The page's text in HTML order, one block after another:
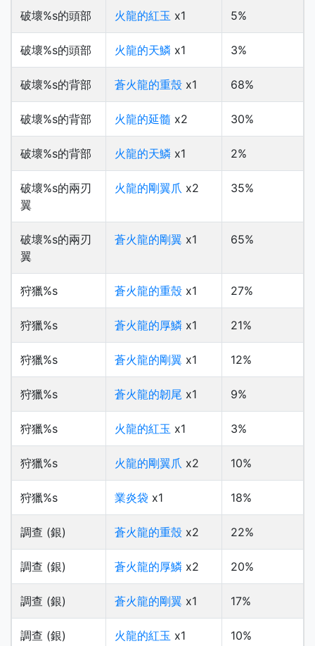
破壞%s的頭部 火龍的紅玉 x1 5%
破壞%s的頭部 火龍的天鱗 x1 3%
破壞%s的背部 蒼火龍的重殼 x1 68%
破壞%s的背部 火龍的延髓 x2 30%
破壞%s的背部 火龍的天鱗 x1 2%
破壞%s的兩刃
翼
火龍的剛翼爪 x2 35%
破壞%s的兩刃
翼
蒼火龍的剛翼 x1 65%
狩獵%s 蒼火龍的重殼 x1 27%
狩獵%s 蒼火龍的厚鱗 x1 21%
狩獵%s 蒼火龍的剛翼 x1 12%
狩獵%s 蒼火龍的韌尾 x1 9%
狩獵%s 火龍的紅玉 x1 3%
狩獵%s 火龍的剛翼爪 x2 10%
狩獵%s 業炎袋 x1 18%
調查 (銀) 蒼火龍的重殼 x2 22%
調查 (銀) 蒼火龍的厚鱗 x2 20%
調查 (銀) 蒼火龍的剛翼 x1 17%
調查 (銀) 火龍的紅玉 x1 10%